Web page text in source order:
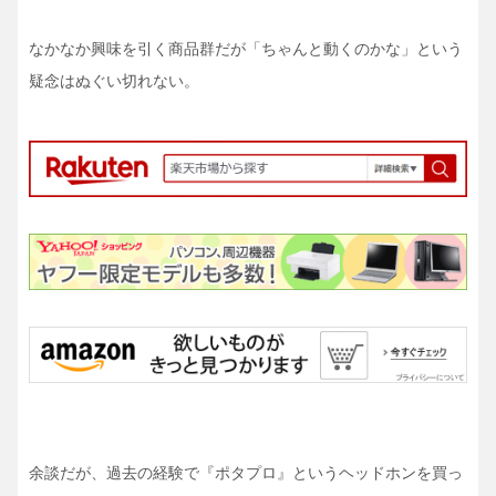
なかなか興味を引く商品群だが「ちゃんと動くのかな」という
疑念はぬぐい切れない。
余談だが、過去の経験で『ポタプロ』というヘッドホンを買っ